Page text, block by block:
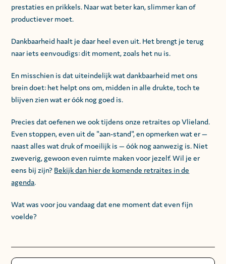
prestaties en prikkels. Naar wat beter kan, slimmer kan of
productiever moet.
Dankbaarheid haalt je daar heel even uit. Het brengt je terug
naar iets eenvoudigs: dit moment, zoals het nu is.
En misschien is dat uiteindelijk wat dankbaarheid met ons
brein doet: het helpt ons om, midden in alle drukte, toch te
blijven zien wat er óók nog goed is.
Precies dat oefenen we ook tijdens onze retraites op Vlieland.
Even stoppen, even uit de "aan-stand", en opmerken wat er —
naast alles wat druk of moeilijk is — óók nog aanwezig is. Niet
zweverig, gewoon even ruimte maken voor jezelf. Wil je er
eens bij zijn? Bekijk dan hier de komende retraites in de
agenda.
Wat was voor jou vandaag dat ene moment dat even fijn
voelde?